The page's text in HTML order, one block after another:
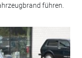
führen.